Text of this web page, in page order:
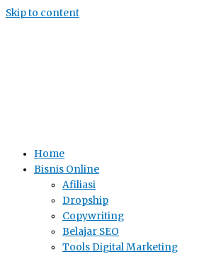
Skip to content
Home
Bisnis Online
Afiliasi
Dropship
Copywriting
Belajar SEO
Tools Digital Marketing